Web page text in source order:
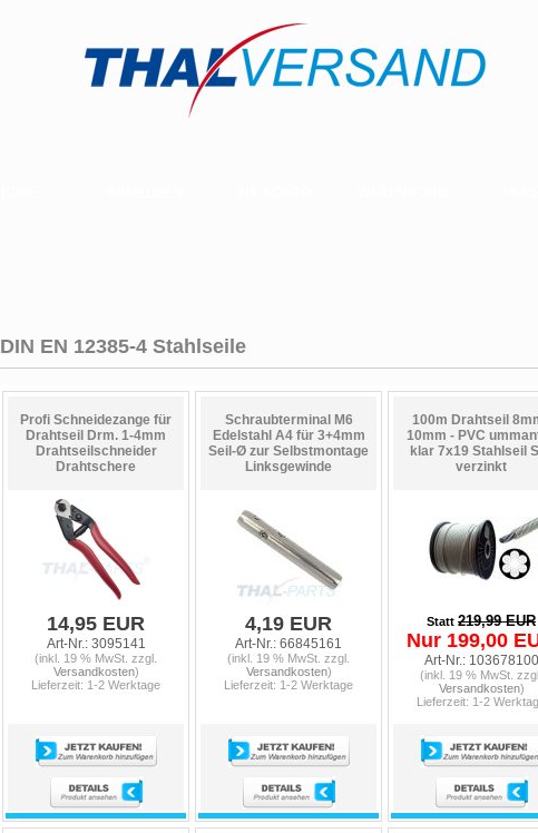
DIN EN 12385-4 Stahlseile
Profi Schneidezange für
Drahtseil Drm. 1-4mm
Drahtseilschneider
Drahtschere
14,95 EUR
Art-Nr.: 3095141
(inkl. 19 % MwSt. zzgl.
Versandkosten)
Lieferzeit: 1-2 Werktage
Schraubterminal M6
Edelstahl A4 für 3+4mm
Seil-Ø zur Selbstmontage
Linksgewinde
4,19 EUR
Art-Nr.: 66845161
(inkl. 19 % MwSt. zzgl.
Versandkosten)
Lieferzeit: 1-2 Werktage
100m Drahtseil
10mm - PVC
klar 7x19 Stahlseil
verzinkt
Statt 219,99 EUR
Nur 199,00
Art-Nr.: 103678100
(inkl. 19 % MwSt. zzgl.
Versandkosten)
Lieferzeit: 1-2